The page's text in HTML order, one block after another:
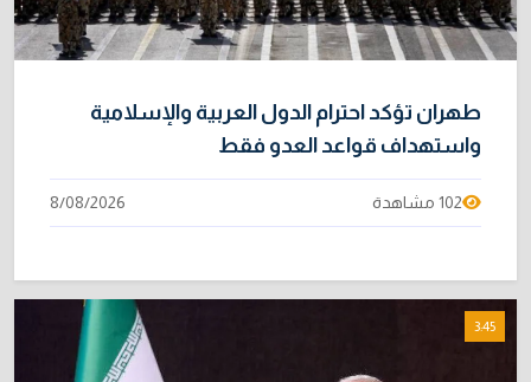
طهران تؤكد احترام الدول العربية والإسلامية
واستهداف قواعد العدو فقط
102 مشاهدة 8/08/2026
3:45